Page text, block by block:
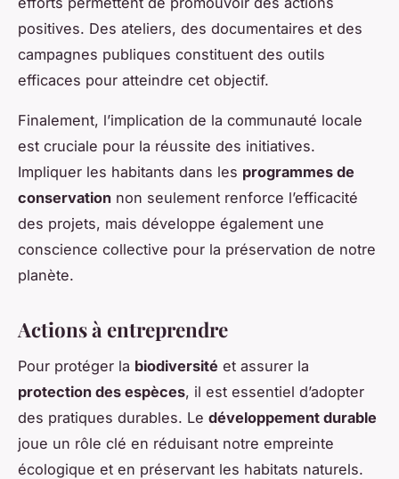
positives. Des ateliers, des documentaires et des
campagnes publiques constituent des outils
efficaces pour atteindre cet objectif.
Finalement, l’implication de la communauté locale
est cruciale pour la réussite des initiatives.
Impliquer les habitants dans les programmes de
conservation non seulement renforce l’efficacité
des projets, mais développe également une
conscience collective pour la préservation de notre
planète.
Actions à entreprendre
Pour protéger la biodiversité et assurer la
protection des espèces, il est essentiel d’adopter
des pratiques durables. Le développement durable
joue un rôle clé en réduisant notre empreinte
écologique et en préservant les habitats naturels.